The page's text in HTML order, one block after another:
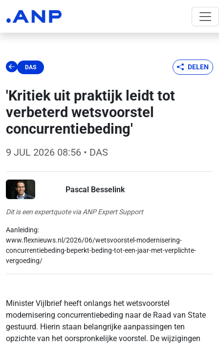
DAS DELEN
'Kritiek uit praktijk leidt tot
verbeterd wetsvoorstel
concurrentiebeding'
9 JUL 2026 08:56 • DAS
Pascal Besselink
Dit is een expertquote via ANP Expert Support
Aanleiding:
www.flexnieuws.nl/2026/06/wetsvoorstel-modernisering-
concurrentiebeding-beperkt-beding-tot-een-jaar-met-verplichte-
vergoeding/
Minister Vijlbrief heeft onlangs het wetsvoorstel
modernisering concurrentiebeding naar de Raad van State
gestuurd. Hierin staan belangrijke aanpassingen ten
opzichte van het oorspronkelijke voorstel. De wijzigingen